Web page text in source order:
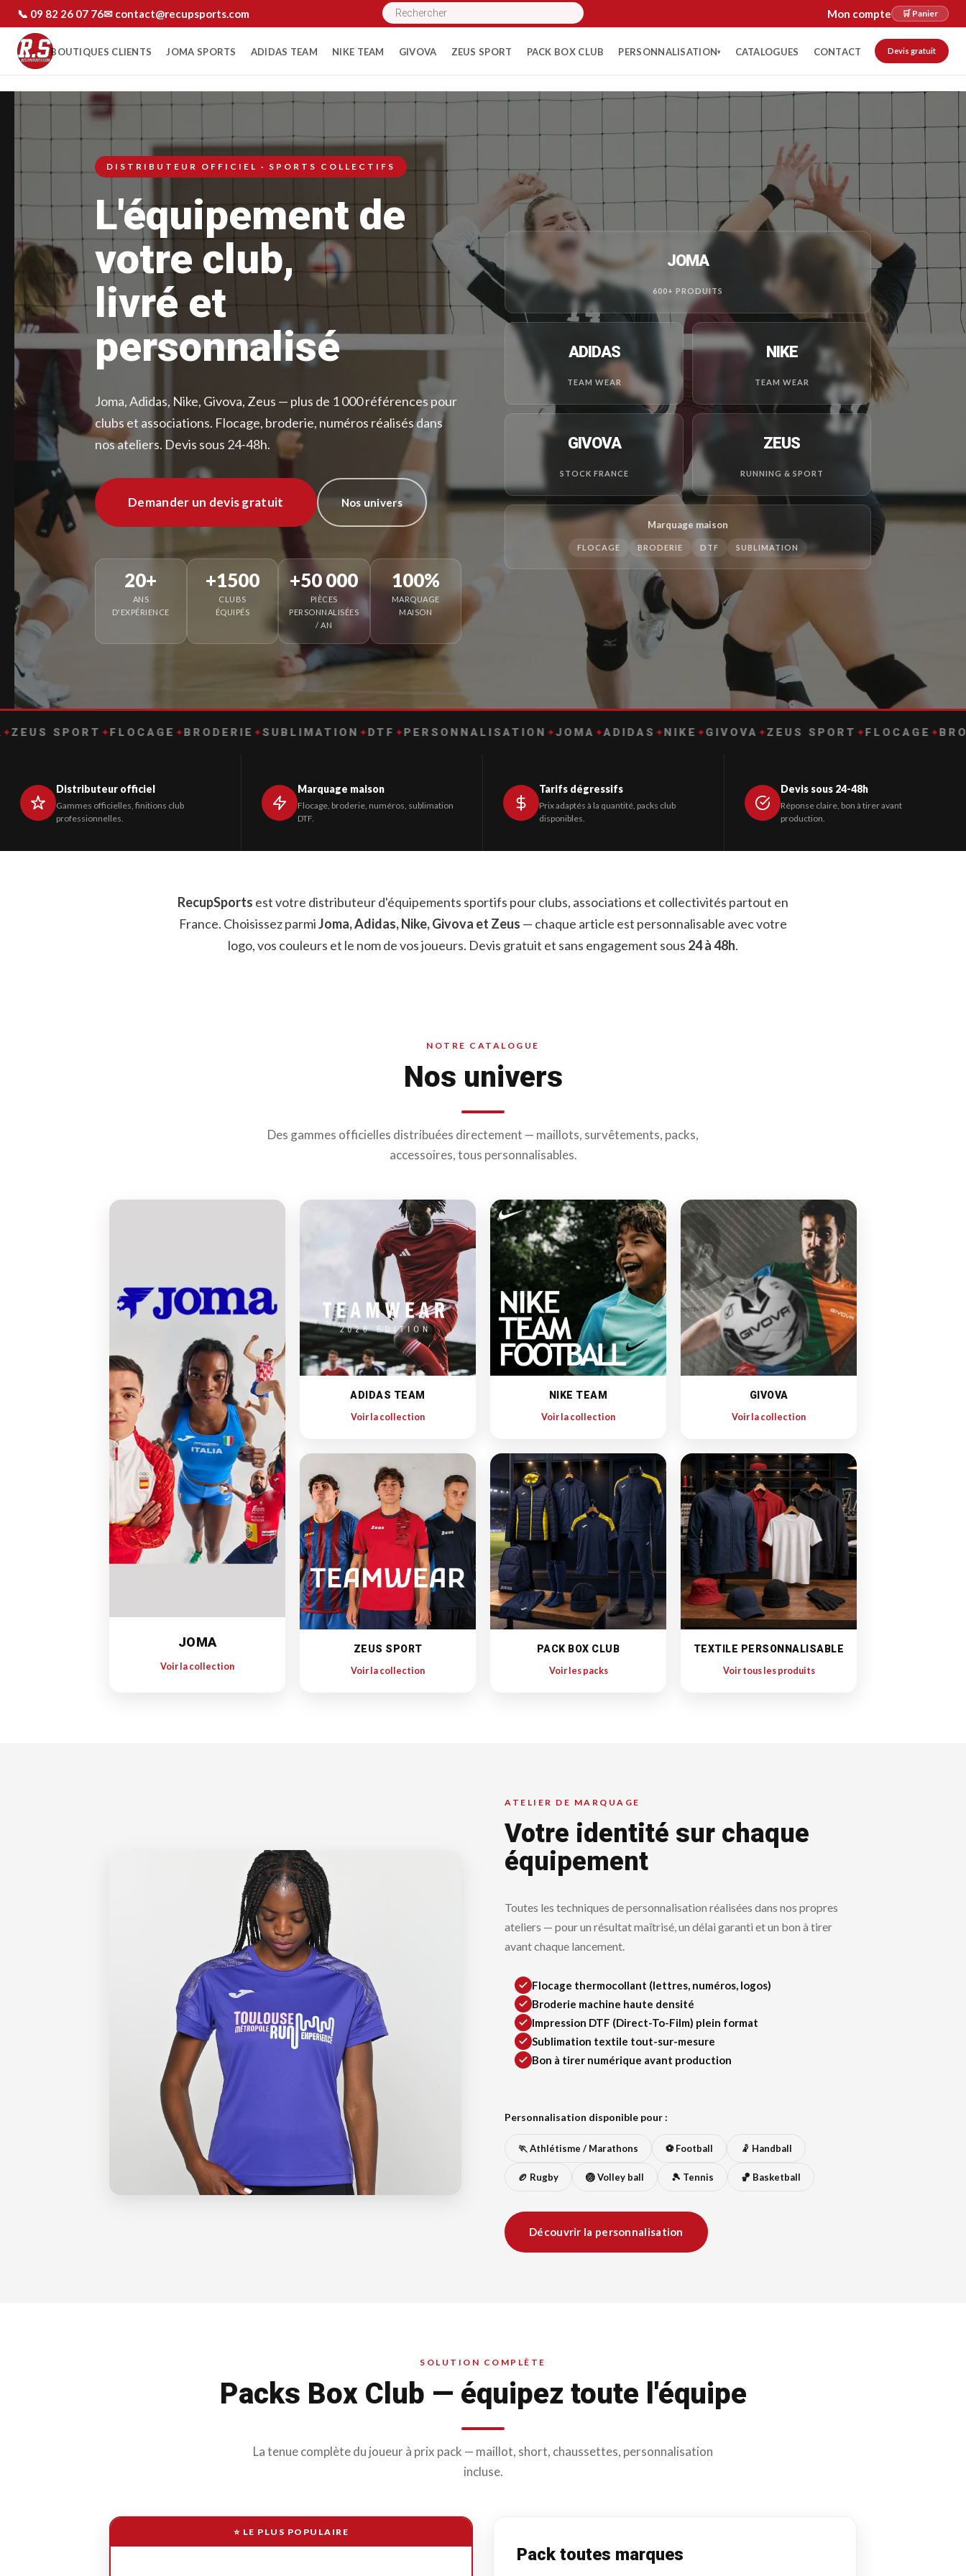
📞 09 82 26 07 76✉ contact@recupsports.com Mon compte 🛒 Panier
BOUTIQUES CLIENTS JOMA SPORTS ADIDAS TEAM NIKE TEAM GIVOVA ZEUS SPORT PACK BOX CLUB PERSONNALISATION▾ CATALOGUES CONTACT Devis gratuit
Recherche
de
produits
DISTRIBUTEUR OFFICIEL · SPORTS COLLECTIFS
L'équipement de
votre club,
livré et
personnalisé
Joma, Adidas, Nike, Givova, Zeus — plus de 1 000 références pour
clubs et associations. Flocage, broderie, numéros réalisés dans
nos ateliers. Devis sous 24-48h.
Demander un devis gratuit Nos univers
20+
ANS
D'EXPÉRIENCE
+1500
CLUBS
ÉQUIPÉS
+50 000
PIÈCES
PERSONNALISÉES
/ AN
100%
MARQUAGE
MAISON
JOMA
600+ PRODUITS
ADIDAS
TEAM WEAR
NIKE
TEAM WEAR
GIVOVA
STOCK FRANCE
ZEUS
RUNNING & SPORT
Marquage maison
FLOCAGE BRODERIE DTF SUBLIMATION
✦ FLOCAGE✦BRODERIE✦ SUBLIMATION✦DTF✦PERSONNALISATION ✦JOMA ✦ADIDAS ✦NIKE✦ GIVOVA✦ZEUS SPORT✦ FLOCAGE✦BRODERIE✦
Distributeur officiel
Gammes officielles, finitions club
professionnelles.
Marquage maison
Flocage, broderie, numéros, sublimation
DTF.
Tarifs dégressifs
Prix adaptés à la quantité, packs club
disponibles.
Devis sous 24-48h
Réponse claire, bon à tirer avant
production.
RecupSports est votre distributeur d'équipements sportifs pour clubs, associations et collectivités partout en
France. Choisissez parmiJoma, Adidas, Nike, Givova et Zeus — chaque article est personnalisable avec votre
logo, vos couleurs et le nom de vos joueurs. Devis gratuit et sans engagement sous 24 à 48h.
NOTRE CATALOGUE
Nos univers
Des gammes officielles distribuées directement — maillots, survêtements, packs,
accessoires, tous personnalisables.
JOMA
Voir la collection
ADIDAS TEAM
Voir la collection
NIKE TEAM
Voir la collection
GIVOVA
Voir la collection
ZEUS SPORT
Voir la collection
PACK BOX CLUB
Voir les packs
TEXTILE PERSONNALISABLE
Voir tous les produits
ATELIER DE MARQUAGE
Votre identité sur chaque
équipement
Toutes les techniques de personnalisation réalisées dans nos propres
ateliers — pour un résultat maîtrisé, un délai garanti et un bon à tirer
avant chaque lancement.
Flocage thermocollant (lettres, numéros, logos)
Broderie machine haute densité
Impression DTF (Direct-To-Film) plein format
Sublimation textile tout-sur-mesure
Bon à tirer numérique avant production
Personnalisation disponible pour :
🏃 Athlétisme / Marathons ⚽ Football 🤾 Handball
🏉 Rugby 🏐 Volley ball 🎾 Tennis 🏀 Basketball
Découvrir la personnalisation
SOLUTION COMPLÈTE
Packs Box Club — équipez toute l'équipe
La tenue complète du joueur à prix pack — maillot, short, chaussettes, personnalisation
incluse.
⭐ LE PLUS POPULAIRE
Pack toutes marques